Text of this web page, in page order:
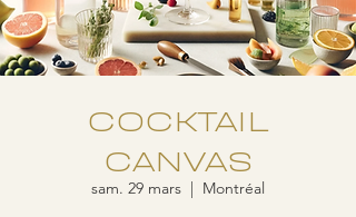
COCKTAIL
CANVAS
sam. 29 mars
  |
Montréal